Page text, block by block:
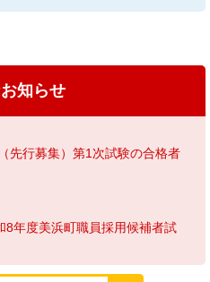
知らせ
先行募集）第1次試験の合格者
8年度美浜町職員採用候補者試